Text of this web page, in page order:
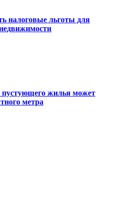
налоговые льготы для
жилья может
метра